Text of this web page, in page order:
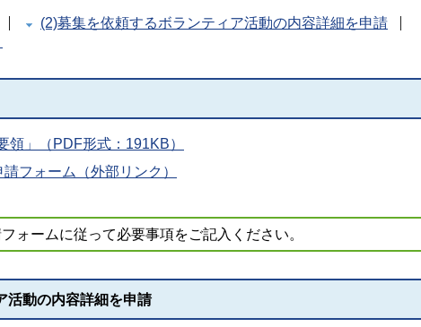
(2)募集を依頼するボランティア活動の内容詳細を申請
領」（PDF形式：191KB）
フォーム（外部リンク）
ォームに従って必要事項をご記入ください。
活動の内容詳細を申請